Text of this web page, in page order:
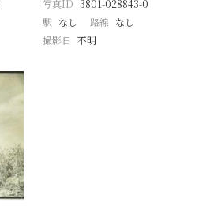
写真ID 3801-028843-0
駅 なし 路線 なし
撮影日 不明